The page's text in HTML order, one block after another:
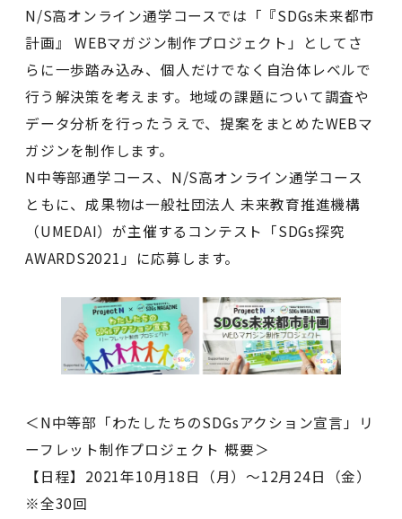
N/S高オンライン通学コースでは「『SDGs未来都市
計画』 WEBマガジン制作プロジェクト」としてさ
らに一歩踏み込み、個人だけでなく自治体レベルで
行う解決策を考えます。地域の課題について調査や
データ分析を行ったうえで、提案をまとめたWEBマ
ガジンを制作します。
N中等部通学コース、N/S高オンライン通学コース
ともに、成果物は一般社団法人 未来教育推進機構
（UMEDAI）が主催するコンテスト「SDGs探究
AWARDS2021」に応募します。
＜N中等部「わたしたちのSDGsアクション宣言」リ
ーフレット制作プロジェクト 概要＞
【日程】2021年10月18日（月）〜12月24日（金）
※全30回